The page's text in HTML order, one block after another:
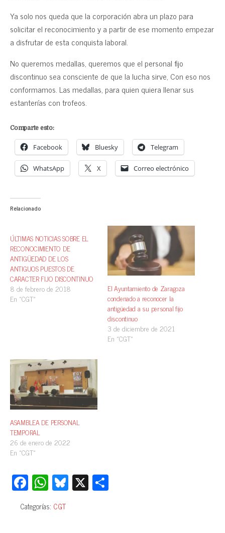
Ya solo nos queda que la corporación abra un plazo para
solicitar el reconocimiento y a partir de ese momento empezar
a disfrutar de esta conquista laboral.
No queremos medallas, queremos que el personal fijo
discontinuo sea consciente de que la lucha sirve, Con eso nos
conformamos. Las medallas, para quien quiera llenar sus
estanterías con trofeos.
Comparte esto:
Facebook Bluesky Telegram
WhatsApp X Correo electrónico
Relacionado
ÚLTIMAS NOTICIAS SOBRE EL
RECONOCIMIENTO DE
ANTIGÜEDAD DE LOS
ANTIGUOS PUESTOS DE
CARACTER FIJO DISCONTINUO
8 de febrero de 2018
En «CGT»
El Ayuntamiento de Zaragoza
condenado a reconocer la
antigüedad a su personal fijo
discontinuo
3 de diciembre de 2021
En «CGT»
ASAMBLEA DE PERSONAL
TEMPORAL
26 de enero de 2022
En «CGT»
Fa
ce
bo
W
ha
ts
Bl
ue
X
Categorías: CGT